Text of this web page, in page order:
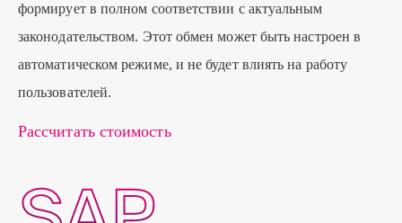
формирует в полном соответствии с актуальным
законодательством. Этот обмен может быть настроен в
автоматическом режиме, и не будет влиять на работу
пользователей.
Рассчитать стоимость